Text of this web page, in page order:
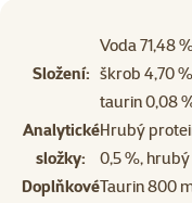
Složení:
Voda 71,48
škrob 4,70
taurin 0,08
Analytické
složky:
Hrubý
0,5 %,
DoplňkovéTaurin 800